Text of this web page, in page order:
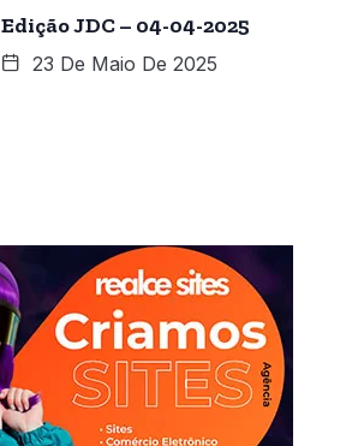
Edição JDC – 04-04-2025
23 De Maio De 2025